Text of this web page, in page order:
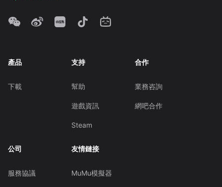
產品
下載
支持
幫助
遊戲資訊
Steam
合作
業務咨詢
網吧合作
公司
服務協議
友情鏈接
MuMu模擬器